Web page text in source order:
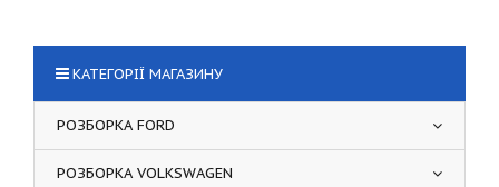
КАТЕГОРІЇ МАГАЗИНУ
РОЗБОРКА FORD
РОЗБОРКА VOLKSWAGEN